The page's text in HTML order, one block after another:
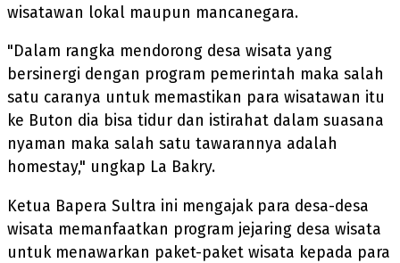
wisatawan lokal maupun mancanegara.
"Dalam rangka mendorong desa wisata yang
bersinergi dengan program pemerintah maka salah
satu caranya untuk memastikan para wisatawan itu
ke Buton dia bisa tidur dan istirahat dalam suasana
nyaman maka salah satu tawarannya adalah
homestay," ungkap La Bakry.
Ketua Bapera Sultra ini mengajak para desa-desa
wisata memanfaatkan program jejaring desa wisata
untuk menawarkan paket-paket wisata kepada para